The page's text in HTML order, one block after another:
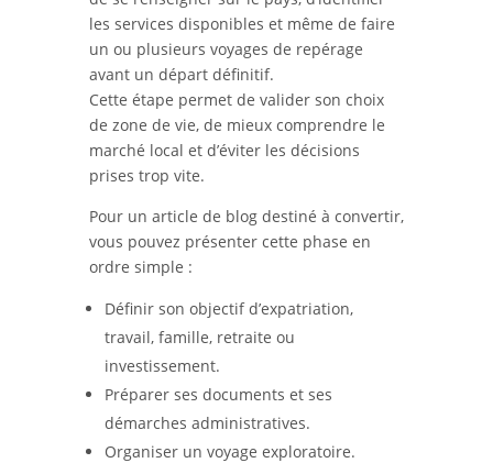
les services disponibles et même de faire
un ou plusieurs voyages de repérage
avant un départ définitif.
Cette étape permet de valider son choix
de zone de vie, de mieux comprendre le
marché local et d’éviter les décisions
prises trop vite.
Pour un article de blog destiné à convertir,
vous pouvez présenter cette phase en
ordre simple :
Définir son objectif d’expatriation,
travail, famille, retraite ou
investissement.
Préparer ses documents et ses
démarches administratives.
Organiser un voyage exploratoire.